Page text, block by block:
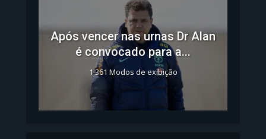
Após vencer nas urnas Dr Alan
é convocado para a...
1.361 Modos de exibição